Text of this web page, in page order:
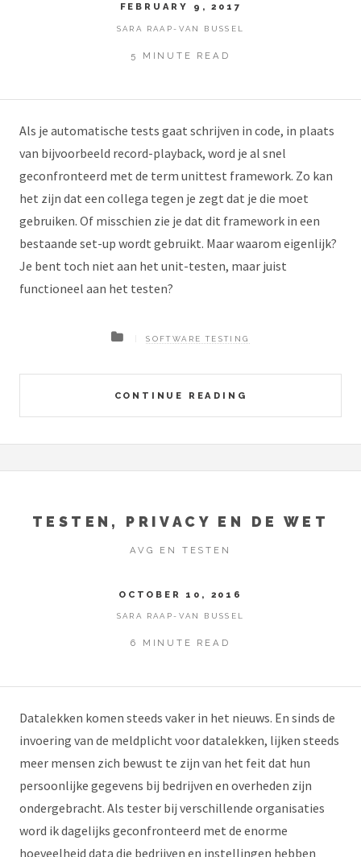
FEBRUARY 9, 2017
SARA RAAP-VAN BUSSEL
5 MINUTE READ
Als je automatische tests gaat schrijven in code, in plaats
van bijvoorbeeld record-playback, word je al snel
geconfronteerd met de term unittest framework. Zo kan
het zijn dat een collega tegen je zegt dat je die moet
gebruiken. Of misschien zie je dat dit framework in een
bestaande set-up wordt gebruikt. Maar waarom eigenlijk?
Je bent toch niet aan het unit-testen, maar juist
functioneel aan het testen?
CONTINUE READING
SOFTWARE TESTING
TESTEN, PRIVACY EN DE WET
AVG EN TESTEN
OCTOBER 10, 2016
SARA RAAP-VAN BUSSEL
6 MINUTE READ
Datalekken komen steeds vaker in het nieuws. En sinds de
invoering van de meldplicht voor datalekken, lijken steeds
meer mensen zich bewust te zijn van het feit dat hun
persoonlijke gegevens bij bedrijven en overheden zijn
ondergebracht. Als tester bij verschillende organisaties
word ik dagelijks geconfronteerd met de enorme
hoeveelheid data die bedrijven en instellingen hebben